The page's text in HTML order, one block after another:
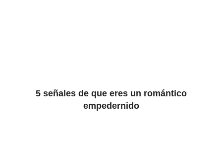
5 señales de que eres un romántico
empedernido